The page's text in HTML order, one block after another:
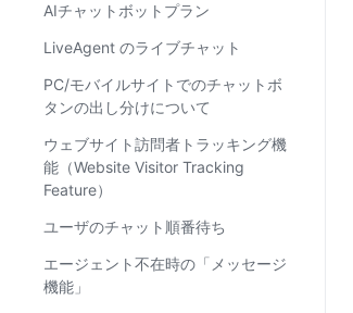
AIチャットボットプラン
LiveAgent のライブチャット
PC/モバイルサイトでのチャットボ
タンの出し分けについて
ウェブサイト訪問者トラッキング機
能（Website Visitor Tracking
Feature）
ユーザのチャット順番待ち
エージェント不在時の「メッセージ
機能」